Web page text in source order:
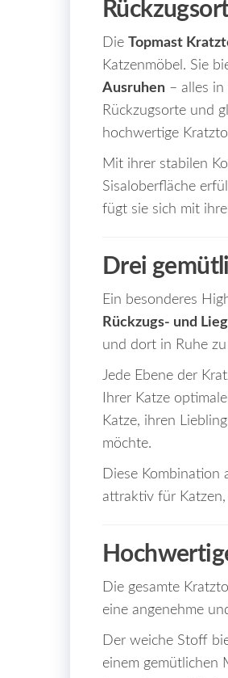
Die Topmast
Katzenmöbel. Sie
Ausruhen – alles
Rückzugsorte und
hochwertige
Mit ihrer stabilen
Sisaloberfläche
fügt sie sich mit
Drei
Ein besonderes
Rückzugs- und
und dort in Ruhe
Jede Ebene der
Ihrer Katze
Katze, ihren
möchte.
Diese Kombination
attraktiv für Katzen,
Die gesamte
eine angenehme
Der weiche Stoff
einem gemütlichen